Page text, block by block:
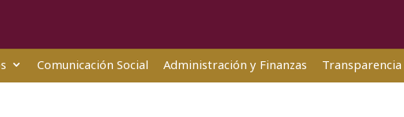
Comunicación Social Administración y Finanzas Transparencia